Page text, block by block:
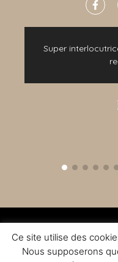
Super
CGV-
L'ABUS D'ALCOOL EST
Ce site utilise des
Nous supposerons